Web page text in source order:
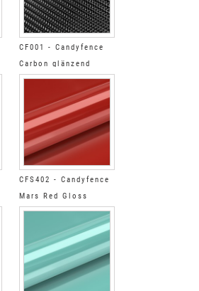
CF001 - Candyfence
Carbon glänzend
CFS402 - Candyfence
Mars Red Gloss